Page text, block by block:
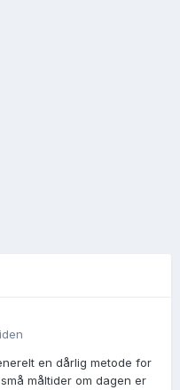
en dårlig metode for
måltider om dagen er